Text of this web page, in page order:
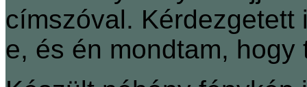
címszóval. Kérdezgetett
e, és én mondtam,